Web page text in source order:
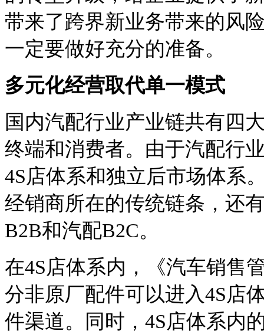
带来了跨界新业务带来的风
一定要做好充分的准备。
多元化经营取代单一模式
国内汽配行业产业链共有四
终端和消费者。由于汽配行
4S店体系和独立后市场体系
经销商所在的传统链条，还
B2B和汽配B2C。
在4S店体系内，《汽车销售
分非原厂配件可以进入4S店
件渠道。同时，4S店体系内